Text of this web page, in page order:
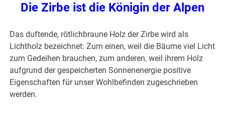
Die Zirbe ist die Königin der Alpen
Das duftende, rötlichbraune Holz der Zirbe wird als
Lichtholz bezeichnet: Zum einen, weil die Bäume viel Licht
zum Gedeihen brauchen, zum anderen, weil ihrem Holz
aufgrund der gespeicherten Sonnenenergie positive
Eigenschaften für unser Wohlbefinden zugeschrieben
werden.